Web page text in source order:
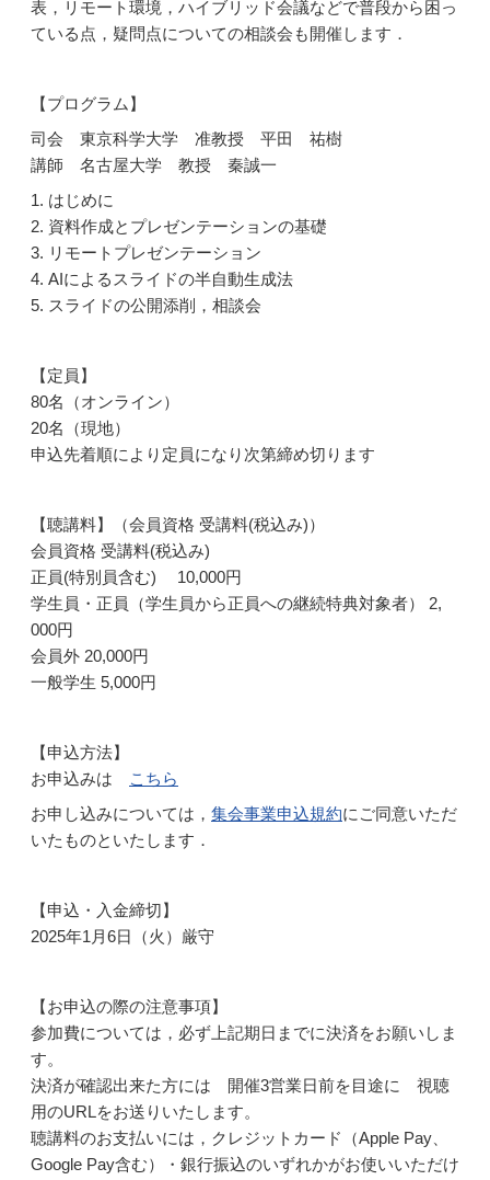
表，リモート環境，ハイブリッド会議などで普段から困っ
ている点，疑問点についての相談会も開催します．
【プログラム】
司会 東京科学大学 准教授 平田 祐樹
講師 名古屋大学 教授 秦誠一
1. はじめに
2. 資料作成とプレゼンテーションの基礎
3. リモートプレゼンテーション
4. AIによるスライドの半自動生成法
5. スライドの公開添削，相談会
【定員】
80名（オンライン）
20名（現地）
申込先着順により定員になり次第締め切ります
【聴講料】（会員資格 受講料(税込み)）
会員資格 受講料(税込み)
正員(特別員含む) 10,000円
学生員・正員（学生員から正員への継続特典対象者） 2,
000円
会員外 20,000円
一般学生 5,000円
【申込方法】
お申込みは
こちら
お申し込みについては， 集会事業申込規約にご同意いただ
いたものといたします．
【申込・入金締切】
2025年1月6日（火）厳守
【お申込の際の注意事項】
参加費については，必ず上記期日までに決済をお願いしま
す。
決済が確認出来た方には 開催3営業日前を目途に 視聴
用のURLをお送りいたします。
聴講料のお支払いには，クレジットカード（Apple Pay、
Google Pay含む）・銀行振込のいずれかがお使いいただけ